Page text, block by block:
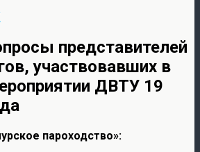
представителей
участвовавших в
ДВТУ 19
пароходство»: